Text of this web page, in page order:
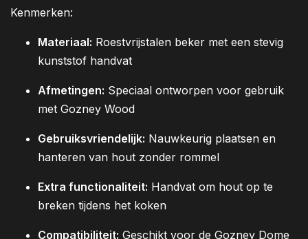
Kenmerken:
Materiaal: Roestvrijstalen beker met een stevig
kunststof handvat
Afmetingen: Speciaal ontworpen voor gebruik
met Gozney Wood
Gebruiksvriendelijk: Nauwkeurig plaatsen en
hanteren van hout zonder rommel
Extra functionaliteit: Handvat om hout op te
breken tijdens het koken
Compatibiliteit: Geschikt voor de Gozney Dome